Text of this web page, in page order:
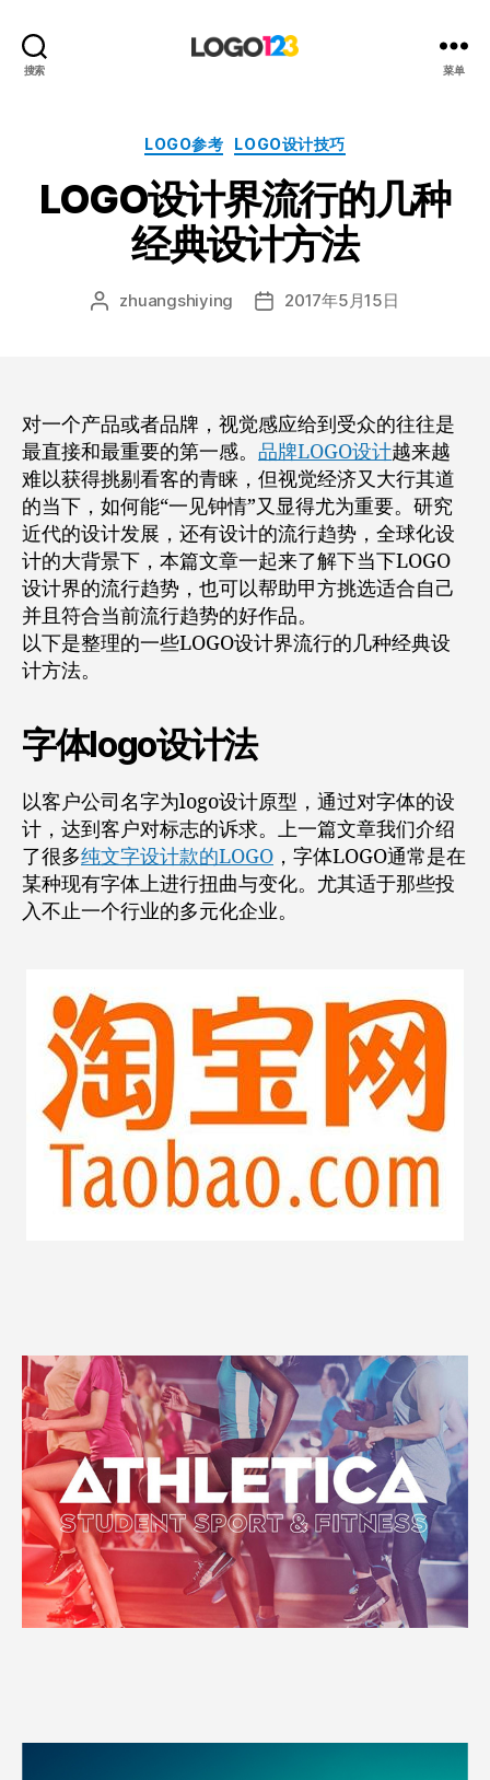
搜索
设
计
博
客
菜单
分
LOGO参考 LOGO设计技巧
LOGO设计界流行的几种
经典设计方法
文 zhuangshiying
发 2017年5月15日
对一个产品或者品牌，视觉感应给到受众的往往是
最直接和最重要的第一感。 品牌LOGO设计越来越
难以获得挑剔看客的青睐，但视觉经济又大行其道
的当下，如何能“一见钟情”又显得尤为重要。研究
近代的设计发展，还有设计的流行趋势，全球化设
计的大背景下，本篇文章一起来了解下当下LOGO
设计界的流行趋势，也可以帮助甲方挑选适合自己
并且符合当前流行趋势的好作品。
以下是整理的一些LOGO设计界流行的几种经典设
计方法。
字体logo设计法
以客户公司名字为logo设计原型，通过对字体的设
计，达到客户对标志的诉求。上一篇文章我们介绍
了很多纯文字设计款的LOGO ，字体LOGO通常是在
某种现有字体上进行扭曲与变化。尤其适于那些投
入不止一个行业的多元化企业。